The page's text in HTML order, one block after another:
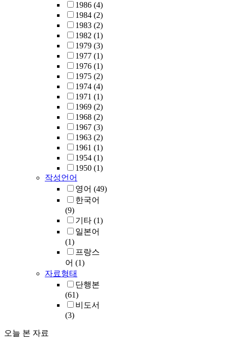
1986 (4)
1984 (2)
1983 (2)
1982 (1)
1979 (3)
1977 (1)
1976 (1)
1975 (2)
1974 (4)
1971 (1)
1969 (2)
1968 (2)
1967 (3)
1963 (2)
1961 (1)
1954 (1)
1950 (1)
작성언어
영어 (49)
한국어
(9)
기타 (1)
일본어
(1)
프랑스
어 (1)
자료형태
단행본
(61)
비도서
(3)
오늘 본 자료